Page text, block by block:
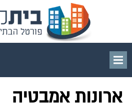
ארונות אמבטיה